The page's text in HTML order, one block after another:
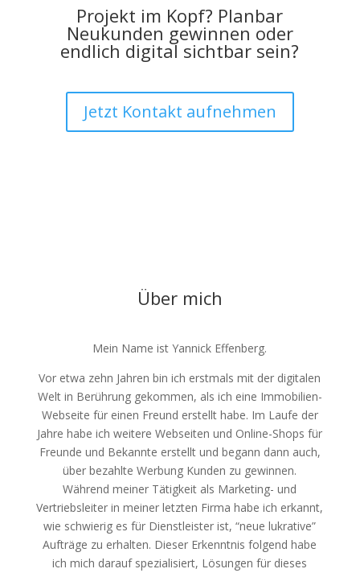
Projekt im Kopf? Planbar
Neukunden gewinnen oder
endlich digital sichtbar sein?
Jetzt Kontakt aufnehmen
Über mich
Mein Name ist Yannick Effenberg.
Vor etwa zehn Jahren bin ich erstmals mit der digitalen
Welt in Berührung gekommen, als ich eine Immobilien-
Webseite für einen Freund erstellt habe. Im Laufe der
Jahre habe ich weitere Webseiten und Online-Shops für
Freunde und Bekannte erstellt und begann dann auch,
über bezahlte Werbung Kunden zu gewinnen.
Während meiner Tätigkeit als Marketing- und
Vertriebsleiter in meiner letzten Firma habe ich erkannt,
wie schwierig es für Dienstleister ist, “neue lukrative”
Aufträge zu erhalten. Dieser Erkenntnis folgend habe
ich mich darauf spezialisiert, Lösungen für dieses